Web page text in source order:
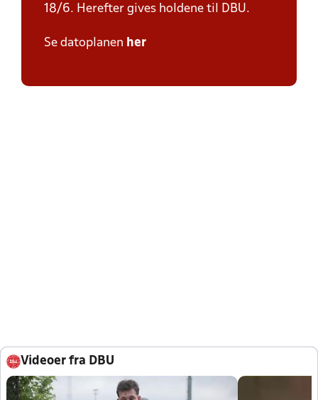
18/6. Herefter gives holdene til DBU.
Se datoplanen her
Videoer fra DBU